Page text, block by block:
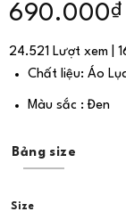
690.000₫
24.521 Lượt xem |
Chất liệu: Áo
Màu sắc : Đen
Bảng size
Size